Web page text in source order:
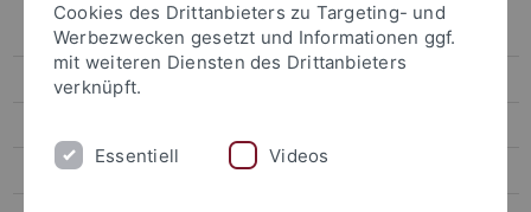
Personen und Kontakte
Lehre & Studienorganisation
Bioinformatik
Cookies des Drittanbieters zu Targeting- und
Werbezwecken gesetzt und Informationen ggf.
mit weiteren Diensten des Drittanbieters
verknüpft.
Essentiell Videos